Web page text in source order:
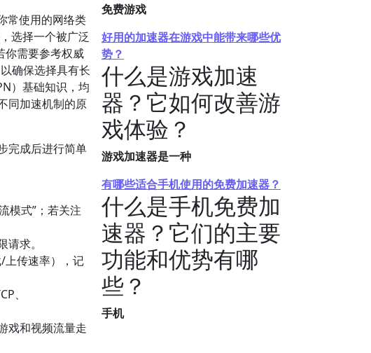
常使用的网络类
选择一个被广泛
你需要参考权威
确保选择具有长
）基础知识，均
同加速机制的原
完成后进行简单
模式”；若关注
求。
上传速率），记
、
戏和视频流量走
免费游戏
好用的加速器在游戏中能带来哪些优
势？
什么是游戏加速
器？它如何改善游
戏体验？
游戏加速器是一种
有哪些适合手机使用的免费加速器？
什么是手机免费加
速器？它们的主要
功能和优势有哪
些？
手机